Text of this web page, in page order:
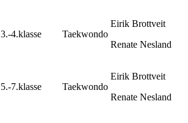
3.-4.klasse Taekwondo
Eirik Brottveit
Renate Nesland
5.-7.klasse Taekwondo
Eirik Brottveit
Renate Nesland